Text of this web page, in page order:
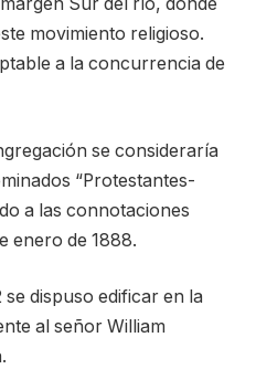
movimiento religioso.
a la concurrencia de
se consideraría
“Protestantes-
a las connotaciones
enero de 1888.
dispuso edificar en la
al señor William